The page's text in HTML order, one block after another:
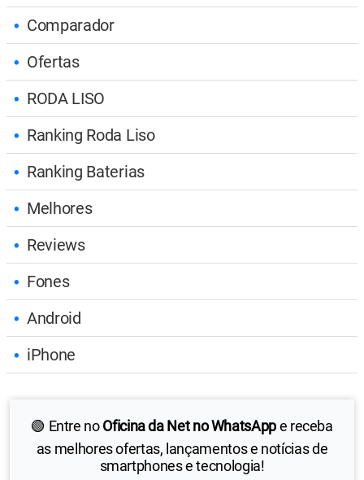
Comparador
Ofertas
RODA LISO
Ranking Roda Liso
Ranking Baterias
Melhores
Reviews
Fones
Android
iPhone
🟢 Entre noOficina da Net no WhatsAppe receba
as melhores ofertas, lançamentos e notícias de
smartphones e tecnologia!